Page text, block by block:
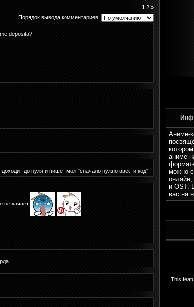
1 2 »
Порядок вывода комментариев:
deposita?
до нуля и пишет мол "сначало нужно ввести код"
не качает
Аниме-
аниме
можно
онлайн,
и OST.
вас на
This